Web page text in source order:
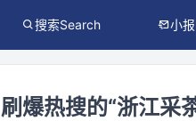
搜索Search 小
刷爆热搜的“浙江采